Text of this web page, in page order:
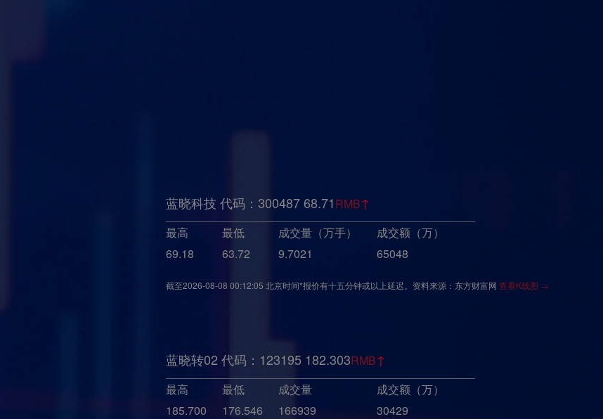
蓝晓科技 代码：30048768.71RMB↑
最高 最低 成交量（万手）
成交额（万）
69.18
63.72 9.7021 65048
截至2026-08-08 00:12:05 北京时间*报价有十五分钟或以上延迟。资料来源：东方财富网 查看K线图 →
蓝晓转02 代码：123195 182.303RMB↑
最高 最低 成交量
成交额（万）
185.700
176.546 166939 30429